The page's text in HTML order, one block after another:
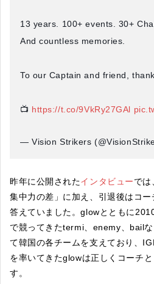
13 years. 100+ events. 30+
And countless memories.
To our Captain and friend,
📺 https://t.co/9VkRy27GAl
— Vision Strikers
昨年に公開されたインタビューでは
集中力の差」に加え、引退後はコ
答えていました。glowとともに
で競ってきたtermi、enemy、bail
て韓国の各チームを支えており、
を率いてきたglowは正しくコーチ
す。